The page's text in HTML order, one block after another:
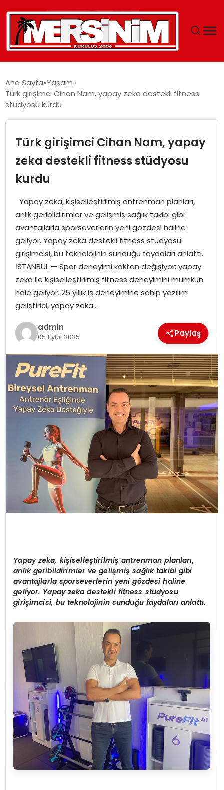
YAŞAM
EĞITIM
SPOR
EKONOMI
MAGAZIN
DÜNYA
OTOMOBIL
Ana Sayfa Yaşam
Türk girişimci Cihan Nam, yapay zeka destekli fitness
stüdyosu kurdu
Türk girişimci Cihan Nam, yapay
zeka destekli fitness stüdyosu
kurdu
Yapay zeka, kişiselleştirilmiş antrenman planları,
anlık geribildirimler ve gelişmiş sağlık takibi gibi
avantajlarla sporseverlerin yeni gözdesi haline
geliyor. Yapay zeka destekli fitness stüdyosu
girişimcisi, bu teknolojinin sunduğu faydaları anlattı.
İSTANBUL — Spor deneyimi kökten değişiyor; yapay
zeka ile kişiselleştirilmiş fitness deneyimini mümkün
hale geliyor. 25 yıllık iş deneyimine sahip yazılım
geliştirici, yapay zeka…
admin
05 Eylül 2025 Paylaş
Yapay zeka, kişiselleştirilmiş antrenman planları,
anlık geribildirimler ve gelişmiş sağlık takibi gibi
avantajlarla sporseverlerin yeni gözdesi haline
geliyor. Yapay zeka destekli fitness stüdyosu
girişimcisi, bu teknolojinin sunduğu faydaları anlattı.